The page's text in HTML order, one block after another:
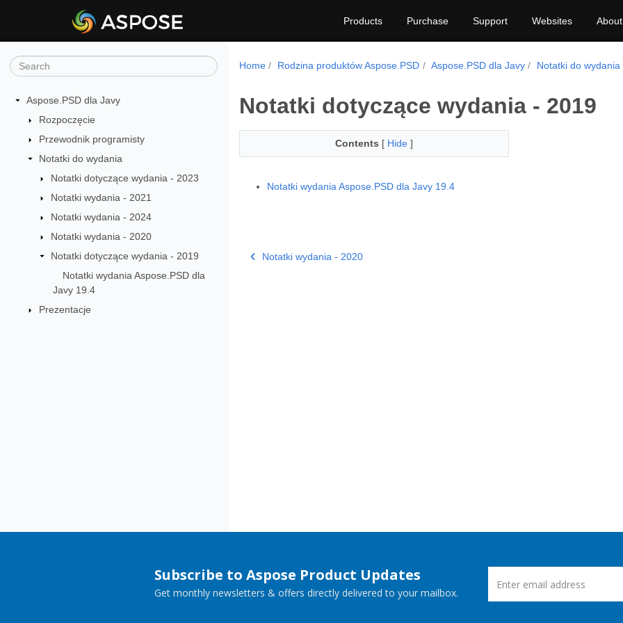
Products Purchase Support Websites About
Aspose.PSD dla Javy
Rozpoczęcie
Przewodnik programisty
Notatki do wydania
Notatki dotyczące wydania - 2023
Notatki wydania - 2021
Notatki wydania - 2024
Notatki wydania - 2020
Notatki dotyczące wydania - 2019
Notatki wydania Aspose.PSD dla
Javy 19.4
Prezentacje
Home Rodzina produktów Aspose.PSD Aspose.PSD dla Javy Notatki do wydania
Notatki dotyczące wydania - 2019
Contents [ Hide ]
Notatki wydania Aspose.PSD dla Javy 19.4
Notatki wydania - 2020
Subscribe to Aspose Product Updates
Get monthly newsletters & offers directly delivered to your mailbox.